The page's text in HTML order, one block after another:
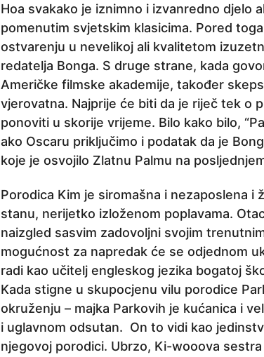
Hoa svakako je iznimno i izvanredno djelo
pomenutim svjetskim klasicima. Pored
ostvarenju u nevelikoj ali kvalitetom
redatelja Bonga. S druge strane, kada
Američke filmske akademije, također
vjerovatna. Najprije će biti da je riječ tek o
ponoviti u skorije vrijeme. Bilo kako bilo,
ako Oscaru priključimo i podatak da je
koje je osvojilo Zlatnu Palmu na
Porodica Kim je siromašna i nezaposlena
stanu, nerijetko izloženom poplavama.
naizgled sasvim zadovoljni svojim
mogućnost za napredak će se odjednom
radi kao učitelj engleskog jezika bogatoj
Kada stigne u skupocjenu vilu porodice
okruženju – majka Parkovih je kućanica i
i uglavnom odsutan. On to vidi kao
njegovoj porodici. Ubrzo, Ki-wooova